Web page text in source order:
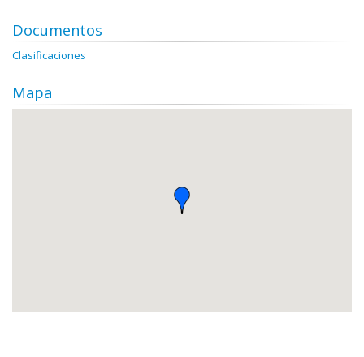
Documentos
Clasificaciones
Mapa